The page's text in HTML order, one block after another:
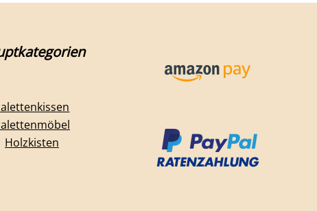
Holzkisten